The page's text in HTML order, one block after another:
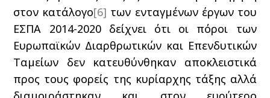
στον κατάλογο[6] των ενταγμένων έργων του
ΕΣΠΑ 2014-2020 δείχνει ότι οι πόροι των
Ευρωπαϊκών Διαρθρωτικών και Επενδυτικών
Ταμείων δεν κατευθύνθηκαν αποκλειστικά
προς τους φορείς της κυρίαρχης τάξης αλλά